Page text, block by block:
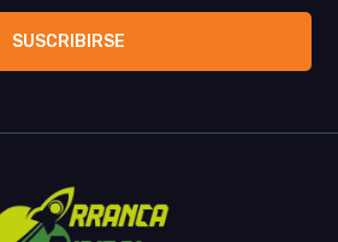
SUSCRIBIRSE